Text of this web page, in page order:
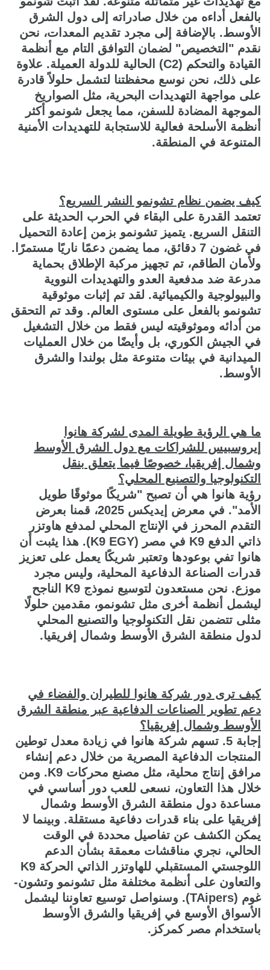
بالفعل أداءه من خلال صادراته إلى دول الشرق
الأوسط. بالإضافة إلى مجرد تقديم المعدات، نحن
نقدم "التخصيص" لضمان التوافق التام مع أنظمة
القيادة والتحكم (C2) الحالية للدولة العميلة. علاوة
على ذلك، نحن نوسع محفظتنا لتشمل حلولاً قادرة
على مواجهة التهديدات البحرية، مثل الصواريخ
الموجهة المضادة للسفن، مما يجعل شونمو أكثر
أنظمة الأسلحة فعالية للاستجابة للتهديدات الأمنية
المتنوعة في المنطقة.
كيف يضمن نظام تشونمو النشر السريع؟
تعتمد القدرة على البقاء في الحرب الحديثة على
التنقل السريع. يتميز تشونمو بزمن إعادة التحميل
في غضون 7 دقائق، مما يضمن دعمًا ناريًا مستمرًا.
ولأمان الطاقم، تم تجهيز مركبة الإطلاق بحماية
مدرعة ضد مدفعية العدو والتهديدات النووية
والبيولوجية والكيميائية. لقد تم إثبات موثوقية
تشونمو بالفعل على مستوى العالم. وقد تم التحقق
من أدائه وموثوقيته ليس فقط من خلال التشغيل
في الجيش الكوري، بل وأيضًا من خلال العمليات
الميدانية في بيئات متنوعة مثل بولندا والشرق
الأوسط.
ما هي الرؤية طويلة المدى لشركة هانوا
إيروسبيس للشراكات مع دول الشرق الأوسط
وشمال إفريقيا، خصوصًا فيما يتعلق بنقل
التكنولوجيا والتصنيع المحلي؟
رؤية هانوا هي أن تصبح "شريكًا موثوقًا طويل
الأمد". في معرض إيديكس 2025، قمنا بعرض
التقدم المحرز في الإنتاج المحلي لمدفع هاوتزر
ذاتي الدفع K9 في مصر (K9 EGY). هذا يثبت أن
هانوا تفي بوعودها وتعتبر شريكًا يعمل على تعزيز
قدرات الصناعة الدفاعية المحلية، وليس مجرد
موزع. نحن مستعدون لتوسيع نموذج K9 الناجح
ليشمل أنظمة أخرى مثل تشونمو، مقدمين حلولًا
مثلى تتضمن نقل التكنولوجيا والتصنيع المحلي
لدول منطقة الشرق الأوسط وشمال إفريقيا.
كيف ترى دور شركة هانوا للطيران والفضاء في
دعم تطوير الصناعات الدفاعية عبر منطقة الشرق
الأوسط وشمال إفريقيا؟
إجابة 5. تسهم شركة هانوا في زيادة معدل توطين
المنتجات الدفاعية المصرية من خلال دعم إنشاء
مرافق إنتاج محلية، مثل مصنع محركات K9. ومن
خلال هذا التعاون، نسعى للعب دور أساسي في
مساعدة دول منطقة الشرق الأوسط وشمال
إفريقيا على بناء قدرات دفاعية مستقلة. وبينما لا
يمكن الكشف عن تفاصيل محددة في الوقت
الحالي، نجري مناقشات معمقة بشأن الدعم
اللوجستي المستقبلي للهاوتزر الذاتي الحركة K9
والتعاون على أنظمة مختلفة مثل تشونمو وتشون-
غوم (TAipers). وسنواصل توسيع تعاوننا ليشمل
الأسواق الأوسع في إفريقيا والشرق الأوسط
باستخدام مصر كمركز.